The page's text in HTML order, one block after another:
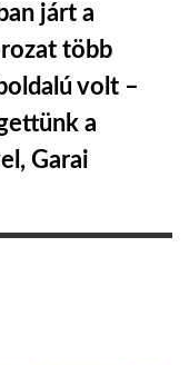
járt a
több
volt –
a
Garai